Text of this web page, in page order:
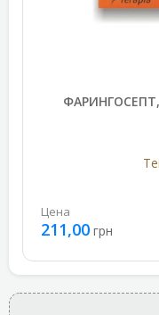
Цена
211,00 грн